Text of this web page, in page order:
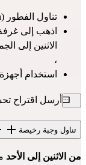
تناول الفطور (8h15-10h من الاثنين إلى الجمعة)
الاثنين إلى
،
استخدام
أرسل اقتراح
تناول وجبة رخيصة
من الاثنين إلى الأحد